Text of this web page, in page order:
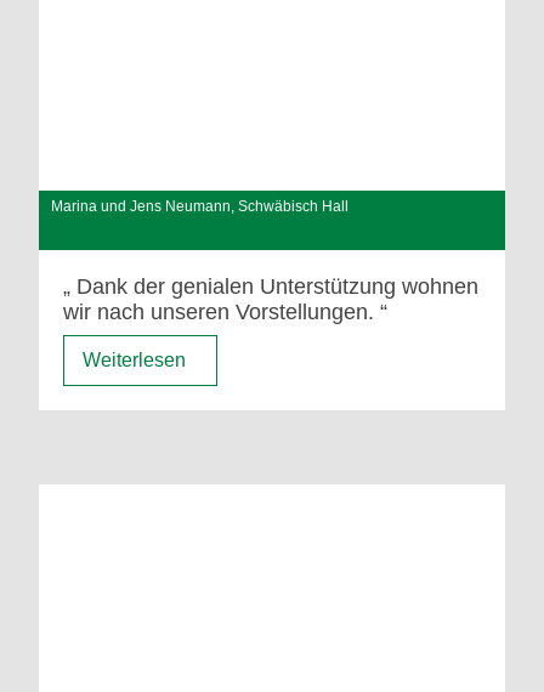
Marina und Jens Neumann, Schwäbisch Hall
Dank der genialen Unterstützung wohnen
wir nach unseren Vorstellungen.
Weiterlesen